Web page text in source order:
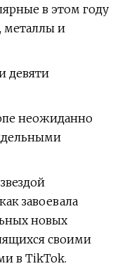
в этом году
металлы и
девяти
неожиданно
завоевала
новых
своими
в TikTok.